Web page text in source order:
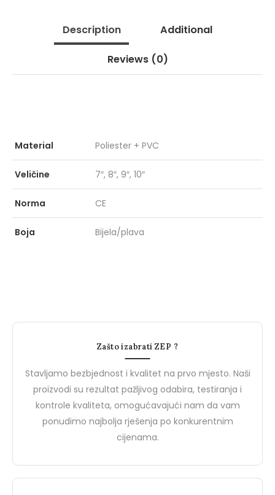
GRIPPER GPR
153
Flis
Description Additional
Reviews (0)
Material Poliester + PVC
Veličine 7″, 8″, 9″, 10″
Norma CE
Boja Bijela/plava
Zašto izabrati ZEP ?
Stavljamo bezbjednost i kvalitet na prvo mjesto. Naši
proizvodi su rezultat pažljivog odabira, testiranja i
kontrole kvaliteta, omogućavajući nam da vam
ponudimo najbolja rješenja po konkurentnim
cijenama.